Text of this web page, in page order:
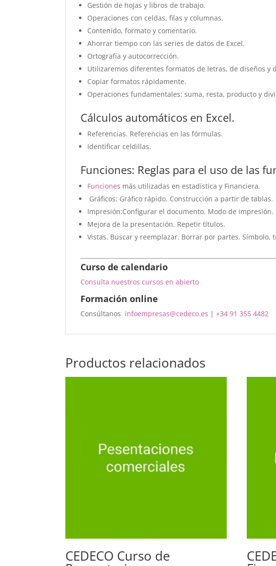
Gestión de hojas y libros de trabajo.
Operaciones con celdas, filas y columnas.
Contenido, formato y comentario.
Ahorrar tiempo con las series de datos de Excel.
Ortografía y autocorrección.
Utilizaremos diferentes formatos de letras, de diseños y
Copiar formatos rápidamente.
Operaciones fundamentales: suma, resta, producto y
Cálculos automáticos en Excel.
Referencias. Referencias en las fórmulas.
Identificar celdillas.
Funciones: Reglas para el uso de las
Funciones más utilizadas en estadística y Financiera.
Gráficos: Gráfico rápido. Construcción a partir de tablas.
Impresión:Configurar el documento. Modo de impresión.
Mejora de la presentación. Repetir títulos.
Vistas. Buscar y reemplazar. Borrar por partes. Símbolo,
Curso de calendario
Consulta nuestros cursos en abierto
Formación online
Consúltanos infoempresas@cedeco.es |+34 91 355 4482
Productos relacionados
CEDECO Curso de